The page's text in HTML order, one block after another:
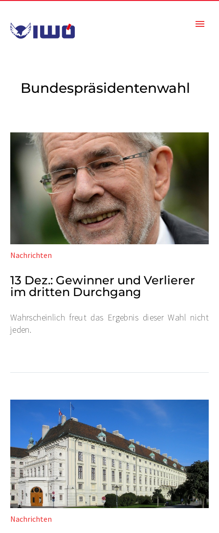
Bundespräsidentenwahl
Nachrichten
13 Dez.: Gewinner und Verlierer
im dritten Durchgang
Wahrscheinlich freut das Ergebnis dieser Wahl nicht
jeden.
Nachrichten